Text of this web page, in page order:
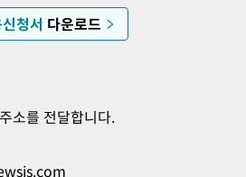
청서 다운로드
소를 전달합니다.